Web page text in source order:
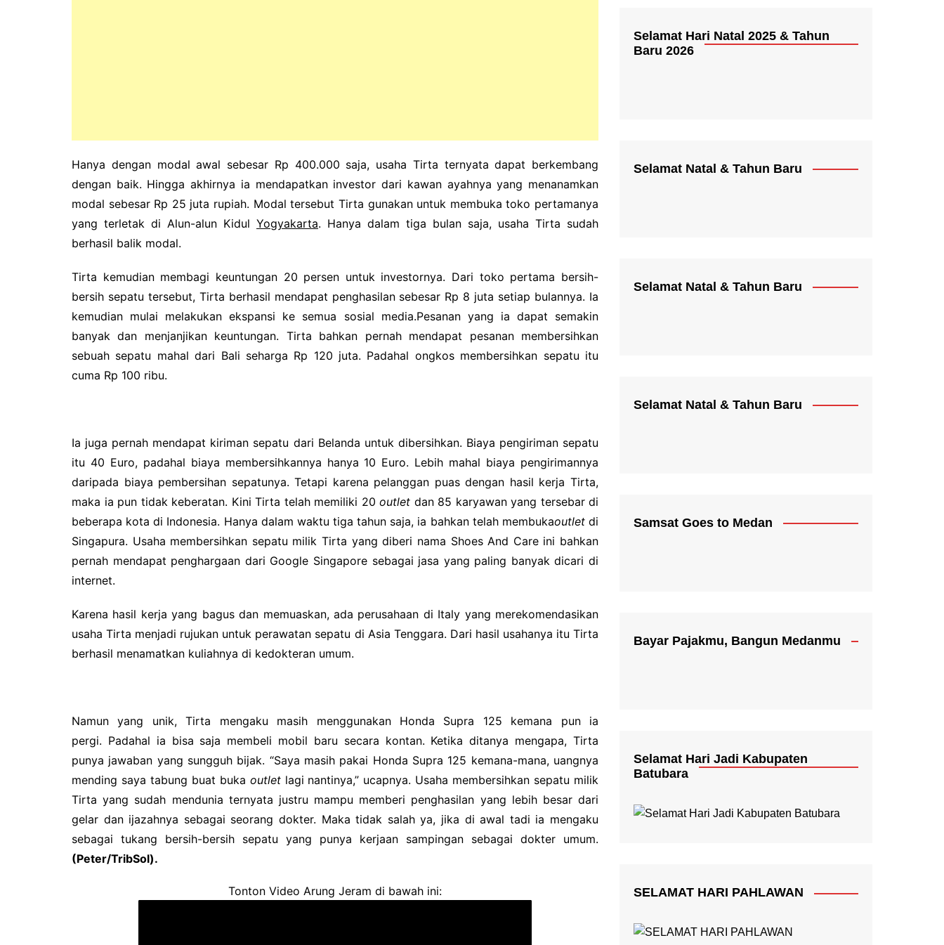
Hanya dengan modal awal sebesar Rp 400.000 saja, usaha Tirta ternyata dapat berkembang
dengan baik. Hingga akhirnya ia mendapatkan investor dari kawan ayahnya yang menanamkan
modal sebesar Rp 25 juta rupiah. Modal tersebut Tirta gunakan untuk membuka toko pertamanya
yang terletak di Alun-alun Kidul Yogyakarta. Hanya dalam tiga bulan saja, usaha Tirta sudah
berhasil balik modal.
Tirta kemudian membagi keuntungan 20 persen untuk investornya. Dari toko pertama bersih-
bersih sepatu tersebut, Tirta berhasil mendapat penghasilan sebesar Rp 8 juta setiap bulannya. Ia
kemudian mulai melakukan ekspansi ke semua sosial media.Pesanan yang ia dapat semakin
banyak dan menjanjikan keuntungan. Tirta bahkan pernah mendapat pesanan membersihkan
sebuah sepatu mahal dari Bali seharga Rp 120 juta. Padahal ongkos membersihkan sepatu itu
cuma Rp 100 ribu.
Ia juga pernah mendapat kiriman sepatu dari Belanda untuk dibersihkan. Biaya pengiriman sepatu
itu 40 Euro, padahal biaya membersihkannya hanya 10 Euro. Lebih mahal biaya pengirimannya
daripada biaya pembersihan sepatunya.Tetapi karena pelanggan puas dengan hasil kerja Tirta,
maka ia pun tidak keberatan. Kini Tirta telah memiliki 20 outlet dan 85 karyawan yang tersebar di
beberapa kota di Indonesia. Hanya dalam waktu tiga tahun saja, ia bahkan telah membukaoutletdi
Singapura. Usaha membersihkan sepatu milik Tirta yang diberi nama Shoes And Care ini bahkan
pernah mendapat penghargaan dari Google Singapore sebagai jasa yang paling banyak dicari di
internet.
Karena hasil kerja yang bagus dan memuaskan, ada perusahaan di Italy yang merekomendasikan
usaha Tirta menjadi rujukan untuk perawatan sepatu di Asia Tenggara. Dari hasil usahanya itu Tirta
berhasil menamatkan kuliahnya di kedokteran umum.
Namun yang unik, Tirta mengaku masih menggunakan Honda Supra 125 kemana pun ia
pergi. Padahal ia bisa saja membeli mobil baru secara kontan. Ketika ditanya mengapa, Tirta
punya jawaban yang sungguh bijak. “Saya masih pakai Honda Supra 125 kemana-mana, uangnya
mending saya tabung buat buka outletlagi nantinya,” ucapnya. Usaha membersihkan sepatu milik
Tirta yang sudah mendunia ternyata justru mampu memberi penghasilan yang lebih besar dari
gelar dan ijazahnya sebagai seorang dokter. Maka tidak salah ya, jika di awal tadi ia mengaku
sebagai tukang bersih-bersih sepatu yang punya kerjaan sampingan sebagai dokter umum.
(Peter/TribSol).
Tonton Video Arung Jeram di bawah ini:
Selamat Hari Natal 2025 & Tahun
Baru 2026
Selamat Natal & Tahun Baru
Selamat Natal & Tahun Baru
Selamat Natal & Tahun Baru
Samsat Goes to Medan
Bayar Pajakmu, Bangun Medanmu
Selamat Hari Jadi Kabupaten
Batubara
SELAMAT HARI PAHLAWAN